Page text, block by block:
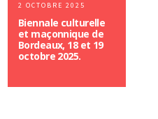
2 OCTOBRE 2025
Biennale culturelle
et maçonnique de
Bordeaux, 18 et 19
octobre 2025.